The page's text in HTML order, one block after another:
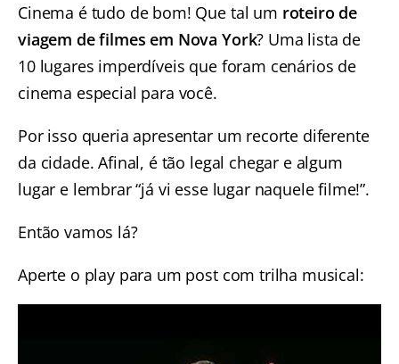
Cinema é tudo de bom! Que tal um roteiro de
viagem de filmes em Nova York? Uma lista de
10 lugares imperdíveis que foram cenários de
cinema especial para você.
Por isso queria apresentar um recorte diferente
da cidade. Afinal, é tão legal chegar e algum
lugar e lembrar “já vi esse lugar naquele filme!”.
Então vamos lá?
Aperte o play para um post com trilha musical: